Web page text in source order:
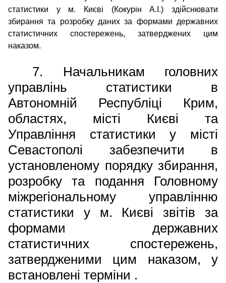
статистики у м. Києві (Кокурін А.І.) здійснювати
збирання та розробку даних за формами державних
статистичних спостережень, затверджених цим
наказом.
7. Начальникам головних
управлінь статистики в
Автономній Республіці Крим,
областях, місті Києві та
Управління статистики у місті
Севастополі забезпечити в
установленому порядку збирання,
розробку та подання Головному
міжрегіональному управлінню
статистики у м. Києві звітів за
формами державних
статистичних спостережень,
затвердженими цим наказом, у
встановлені терміни .